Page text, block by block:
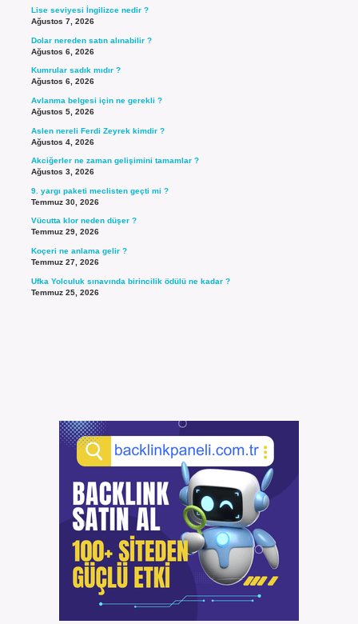
Lise seviyesi İngilizce nedir ?
Ağustos 7, 2026
Dolar nereden satın alınabilir ?
Ağustos 6, 2026
Kumrular sadık mıdır ?
Ağustos 6, 2026
Avlanma belgesi için ne gerekli ?
Ağustos 5, 2026
Aslen nereli Ferdi Zeyrek kimdir ?
Ağustos 4, 2026
Akciğerler ne zaman gelişimini tamamlar ?
Ağustos 3, 2026
9. yargı paketi meclisten geçti mi ?
Temmuz 30, 2026
Vücutta klor neden düşer ?
Temmuz 29, 2026
Koçeri ne anlama gelir ?
Temmuz 27, 2026
Ufka Yolculuk sınavında birincilik ödülü ne kadar ?
Temmuz 25, 2026